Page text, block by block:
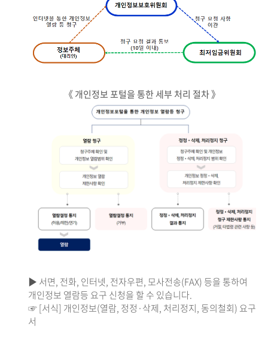
《 개인정보 포털을 통한 세부 처리 절차 》
▶ 서면, 전화, 인터넷, 전자우편, 모사전송(FAX) 등을 통하여
개인정보 열람등 요구 신청을 할 수 있습니다.
☞ [서식] 개인정보(열람, 정정·삭제, 처리정지, 동의철회) 요구
서